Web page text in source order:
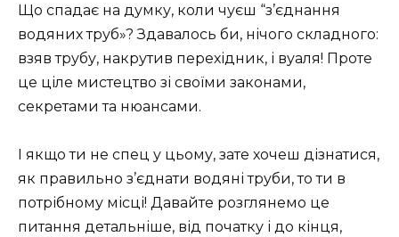
Що спадає на думку, коли чуєш “з’єднання
водяних труб»? Здавалось би, нічого складного:
взяв трубу, накрутив перехідник, і вуаля! Проте
це ціле мистецтво зі своїми законами,
секретами та нюансами.
І якщо ти не спец у цьому, зате хочеш дізнатися,
як правильно з’єднати водяні труби, то ти в
потрібному місці! Давайте розглянемо це
питання детальніше, від початку і до кінця,